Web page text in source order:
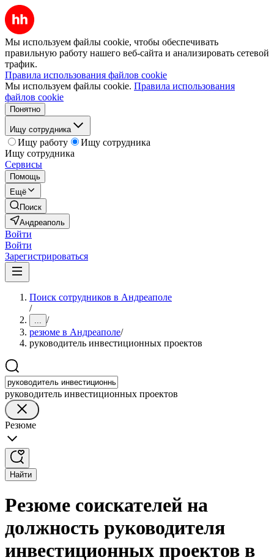
Мы используем файлы cookie, чтобы обеспечивать
правильную работу нашего веб-сайта и анализировать сетевой
трафик.
Правила использования файлов cookie
Мы используем файлы cookie. Правила использования
файлов cookie
Понятно
Ищу сотрудника
Ищу работу
Ищу сотрудника
Ищу сотрудника
Сервисы
Помощь
Ещё
Поиск
Андреаполь
Войти
Войти
Зарегистрироваться
Поиск сотрудников в Андреаполе
/
... /
резюме в Андреаполе/
руководитель инвестиционных проектов
руководитель инвестиционных проектов
Резюме
Найти
Резюме соискателей на
должность руководителя
инвестиционных проектов в